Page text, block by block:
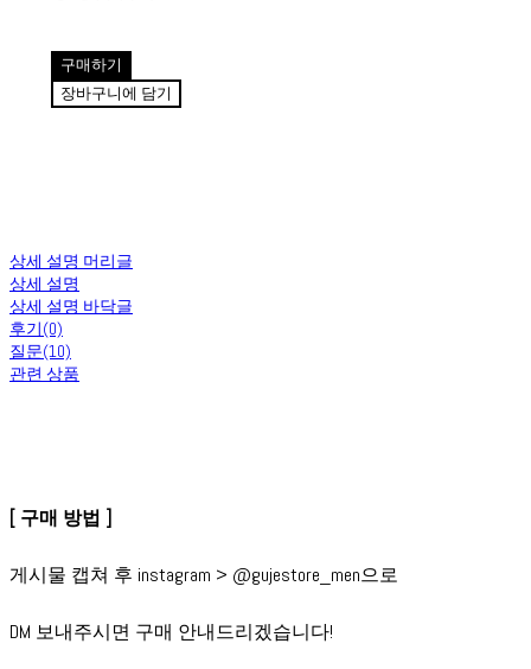
구매하기
장바구니에 담기
상세 설명 머리글
상세 설명
상세 설명 바닥글
후기(0)
질문(10)
관련 상품
[ 구매 방법 ]
게시물 캡쳐 후 instagram > @gujestore_men으로
DM 보내주시면 구매 안내드리겠습니다!